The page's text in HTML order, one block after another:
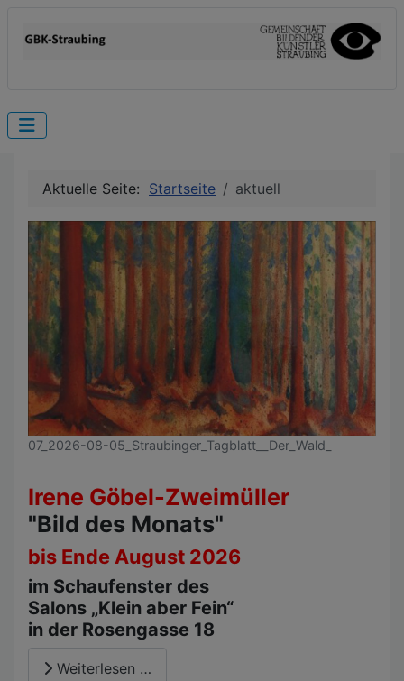
Aktuelle Seite: Startseite aktuell
07_2026-08-05_Straubinger_Tagblatt__Der_Wald_
Irene Göbel-Zweimüller
"Bild des Monats"
bis Ende August 2026
im Schaufenster des
Salons „Klein aber Fein“
in der Rosengasse 18
Weiterlesen …